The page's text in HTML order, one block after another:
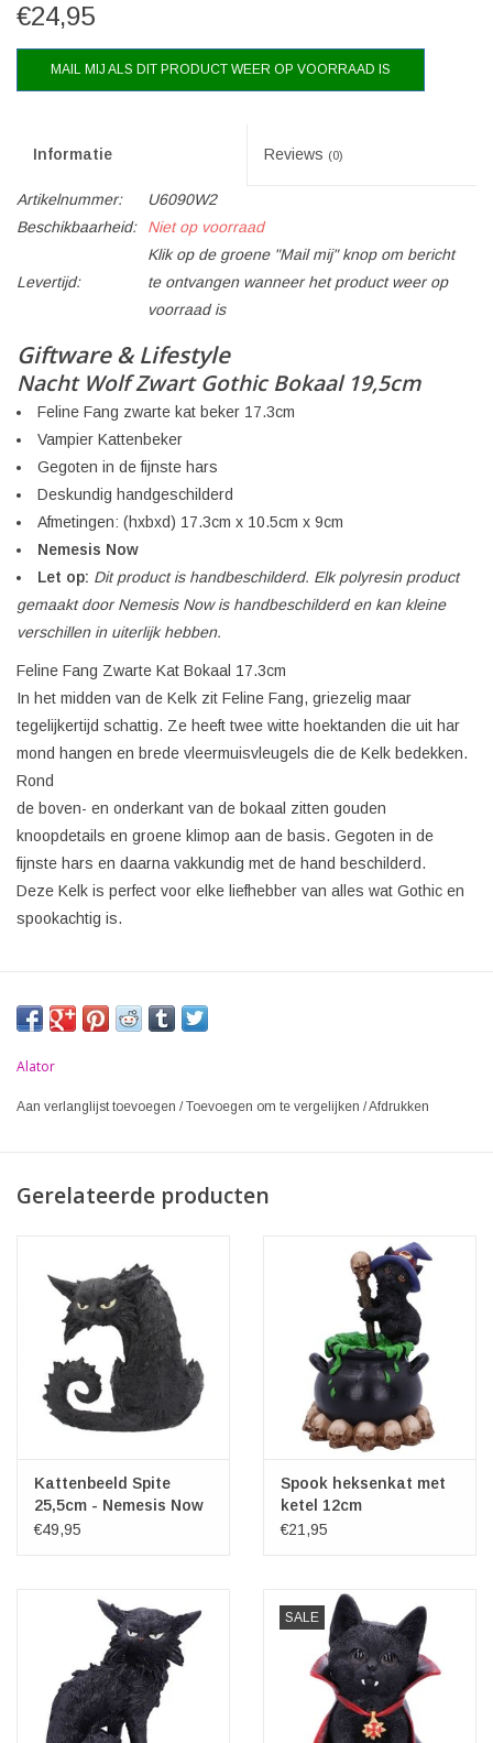
€24,95
MAIL MIJ ALS DIT PRODUCT WEER OP VOORRAAD IS
Informatie Reviews (0)
Artikelnummer:
U6090W2
Beschikbaarheid:
Niet op voorraad
Levertijd:
Klik op de groene "Mail mij" knop om bericht
te ontvangen wanneer het product weer op
voorraad is
Giftware & Lifestyle
Nacht Wolf Zwart Gothic Bokaal 19,5cm
Feline Fang zwarte kat beker 17.3cm
Vampier Kattenbeker
Gegoten in de fijnste hars
Deskundig handgeschilderd
Afmetingen: (hxbxd) 17.3cm x 10.5cm x 9cm
Nemesis Now
Let op: Dit product is handbeschilderd. Elk polyresin product
gemaakt door Nemesis Now is handbeschilderd en kan kleine
verschillen in uiterlijk hebben.
Feline Fang Zwarte Kat Bokaal 17.3cm
In het midden van de Kelk zit Feline Fang, griezelig maar
tegelijkertijd schattig. Ze heeft twee witte hoektanden die uit har
mond hangen en brede vleermuisvleugels die de Kelk bedekken.
Rond
de boven- en onderkant van de bokaal zitten gouden
knoopdetails en groene klimop aan de basis. Gegoten in de
fijnste hars en daarna vakkundig met de hand beschilderd.
Deze Kelk is perfect voor elke liefhebber van alles wat Gothic en
spookachtig is.
Alator
Aan verlanglijst toevoegen /Toevoegen om te vergelijken /Afdrukken
Gerelateerde producten
Kattenbeeld Spite
25,5cm - Nemesis Now
€49,95
Spook heksenkat met
ketel 12cm
€21,95
SALE